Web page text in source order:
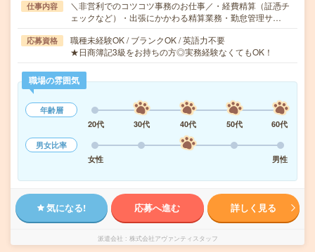
仕事内容
＼非営利でのコツコツ事務のお仕事／・経費精算（証憑チ
ェックなど）・出張にかかわる精算業務・勤怠管理サ…
応募資格
職種未経験OK / ブランクOK / 英語力不要
★日商簿記3級をお持ちの方◎実務経験なくてもOK！
職場の雰囲気
年齢層
20代
30代 40代 50代
60代
男女比率
女性
男性
気になる! 応募へ進む 詳しく見る
派遣会社 株式会社アヴァンティスタッフ